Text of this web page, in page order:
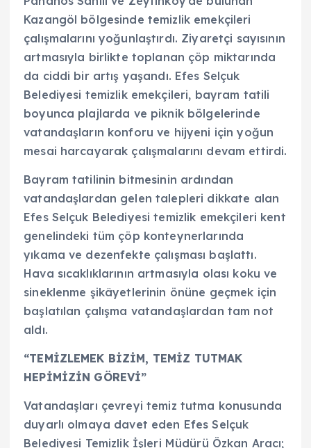
Kazangöl bölgesinde temizlik emekçileri
çalışmalarını yoğunlaştırdı. Ziyaretçi sayısının
artmasıyla birlikte toplanan çöp miktarında
da ciddi bir artış yaşandı. Efes Selçuk
Belediyesi temizlik emekçileri, bayram tatili
boyunca plajlarda ve piknik bölgelerinde
vatandaşların konforu ve hijyeni için yoğun
mesai harcayarak çalışmalarını devam ettirdi.
Bayram tatilinin bitmesinin ardından
vatandaşlardan gelen talepleri dikkate alan
Efes Selçuk Belediyesi temizlik emekçileri kent
genelindeki tüm çöp konteynerlarında
yıkama ve dezenfekte çalışması başlattı.
Hava sıcaklıklarının artmasıyla olası koku ve
sineklenme şikâyetlerinin önüne geçmek için
başlatılan çalışma vatandaşlardan tam not
aldı.
“TEMİZLEMEK BİZİM, TEMİZ TUTMAK
HEPİMİZİN GÖREVİ”
Vatandaşları çevreyi temiz tutma konusunda
duyarlı olmaya davet eden Efes Selçuk
Belediyesi Temizlik İşleri Müdürü Özkan Aracı;